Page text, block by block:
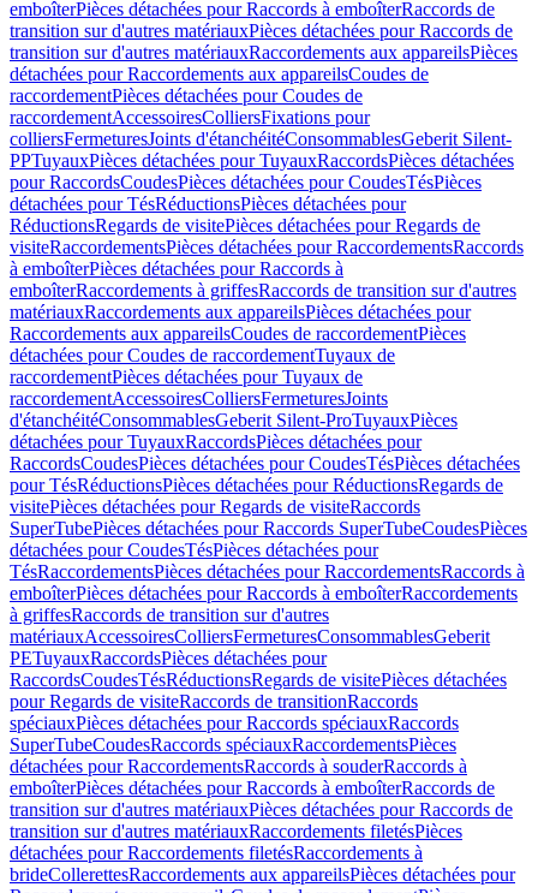
emboîterPièces détachées pour Raccords à emboîterRaccords de
transition sur d'autres matériauxPièces détachées pour Raccords de
transition sur d'autres matériauxRaccordements aux appareilsPièces
détachées pour Raccordements aux appareilsCoudes de
raccordementPièces détachées pour Coudes de
raccordementAccessoiresColliersFixations pour
colliersFermeturesJoints d'étanchéitéConsommablesGeberit Silent-
PPTuyauxPièces détachées pour TuyauxRaccordsPièces détachées
pour RaccordsCoudesPièces détachées pour CoudesTésPièces
détachées pour TésRéductionsPièces détachées pour
RéductionsRegards de visitePièces détachées pour Regards de
visiteRaccordementsPièces détachées pour RaccordementsRaccords
à emboîterPièces détachées pour Raccords à
emboîterRaccordements à griffesRaccords de transition sur d'autres
matériauxRaccordements aux appareilsPièces détachées pour
Raccordements aux appareilsCoudes de raccordementPièces
détachées pour Coudes de raccordementTuyaux de
raccordementPièces détachées pour Tuyaux de
raccordementAccessoiresColliersFermeturesJoints
d'étanchéitéConsommablesGeberit Silent-ProTuyauxPièces
détachées pour TuyauxRaccordsPièces détachées pour
RaccordsCoudesPièces détachées pour CoudesTésPièces détachées
pour TésRéductionsPièces détachées pour RéductionsRegards de
visitePièces détachées pour Regards de visiteRaccords
SuperTubePièces détachées pour Raccords SuperTubeCoudesPièces
détachées pour CoudesTésPièces détachées pour
TésRaccordementsPièces détachées pour RaccordementsRaccords à
emboîterPièces détachées pour Raccords à emboîterRaccordements
à griffesRaccords de transition sur d'autres
matériauxAccessoiresColliersFermeturesConsommablesGeberit
PETuyauxRaccordsPièces détachées pour
RaccordsCoudesTésRéductionsRegards de visitePièces détachées
pour Regards de visiteRaccords de transitionRaccords
spéciauxPièces détachées pour Raccords spéciauxRaccords
SuperTubeCoudesRaccords spéciauxRaccordementsPièces
détachées pour RaccordementsRaccords à souderRaccords à
emboîterPièces détachées pour Raccords à emboîterRaccords de
transition sur d'autres matériauxPièces détachées pour Raccords de
transition sur d'autres matériauxRaccordements filetésPièces
détachées pour Raccordements filetésRaccordements à
brideCollerettesRaccordements aux appareilsPièces détachées pour